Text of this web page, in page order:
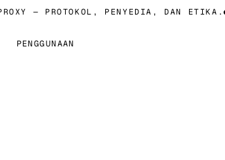
— PROTOKOL, PENYEDIA, DAN ETIKA.●
PENGGUNAAN